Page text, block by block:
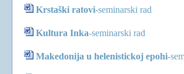
Krstaški ratovi-seminarski rad
Kultura Inka-seminarski rad
Makedonija u helenistickoj epohi-